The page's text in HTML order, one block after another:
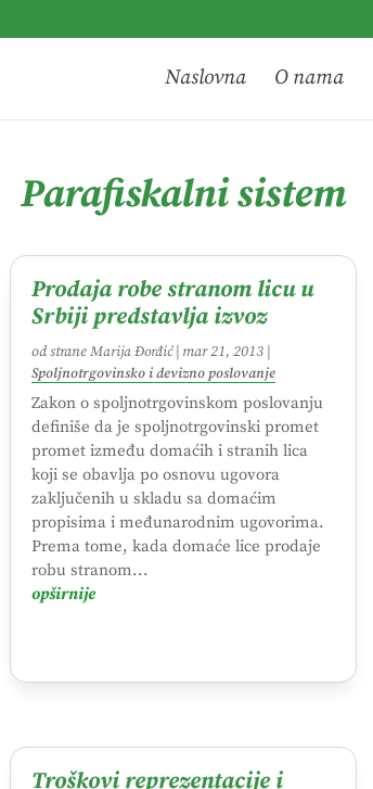
Naslovna O nama
Parafiskalni sistem
Prodaja robe stranom licu u
Srbiji predstavlja izvoz
od straneMarija Đorđić| mar 21, 2013|
Spoljnotrgovinsko i devizno poslovanje
Zakon o spoljnotrgovinskom poslovanju
definiše da je spoljnotrgovinski promet
promet između domaćih i stranih lica
koji se obavlja po osnovu ugovora
zaključenih u skladu sa domaćim
propisima i međunarodnim ugovorima.
Prema tome, kada domaće lice prodaje
robu stranom...
opširnije
Troškovi reprezentacije i